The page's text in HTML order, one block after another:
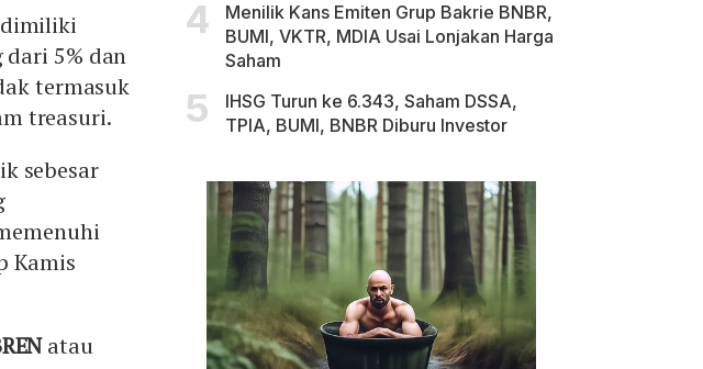
dimiliki
5% dan
termasuk
treasuri.
sebesar
Kamis
atau
Menilik Kans Emiten Grup Bakrie BNBR,
BUMI, VKTR, MDIA Usai Lonjakan Harga
Saham
IHSG Turun ke 6.343, Saham DSSA,
TPIA, BUMI, BNBR Diburu Investor